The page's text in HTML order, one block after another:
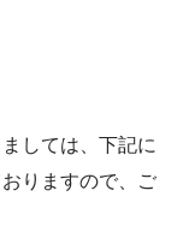
しては、下記に
りますので、ご